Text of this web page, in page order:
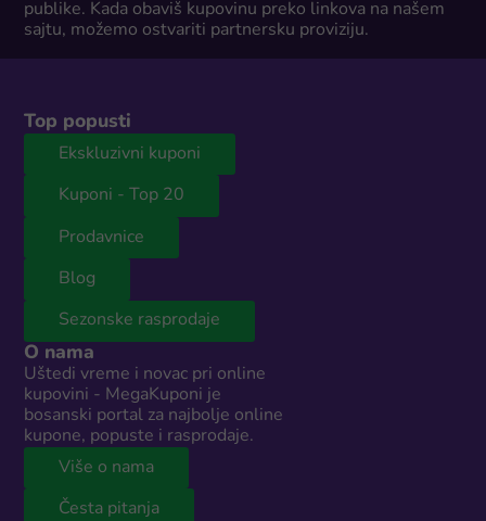
publike. Kada obaviš kupovinu preko linkova na našem
sajtu, možemo ostvariti partnersku proviziju.
Top popusti
Ekskluzivni kuponi
Kuponi - Top 20
Prodavnice
Blog
Sezonske rasprodaje
O nama
Uštedi vreme i novac pri online
kupovini - MegaKuponi je
bosanski portal za najbolje online
kupone, popuste i rasprodaje.
Više o nama
Česta pitanja